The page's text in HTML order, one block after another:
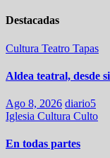
Destacadas
Cultura Teatro Tapas
Aldea teatral, desde
Ago 8, 2026 diario5
Iglesia Cultura Culto
En todas partes